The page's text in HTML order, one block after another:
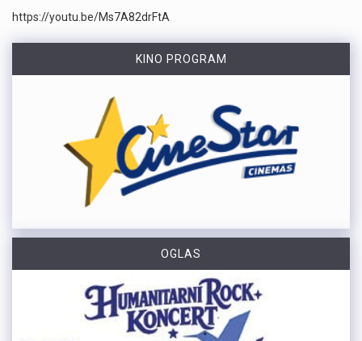
https://youtu.be/Ms7A82drFtA
KINO PROGRAM
OGLAS